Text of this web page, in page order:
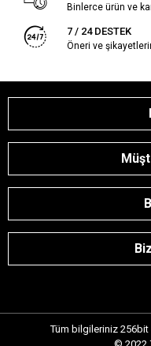
Binlerce ürün ve
7 / 24 DESTEK
Öneri ve
Tüm bilgileriniz 256bit